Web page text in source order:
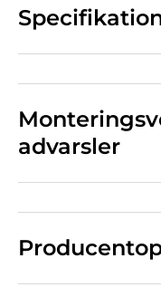
advarsler